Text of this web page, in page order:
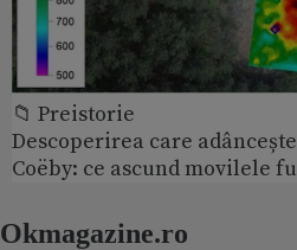
📁 Preistorie
Descoperirea care
Coëby: ce ascund movilele
Okmagazine.ro